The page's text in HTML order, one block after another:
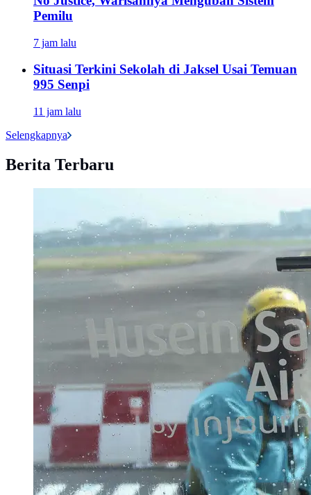
Pemilu
7 jam lalu
Situasi Terkini Sekolah di Jaksel Usai Temuan
995 Senpi
11 jam lalu
Selengkapnya
Berita Terbaru